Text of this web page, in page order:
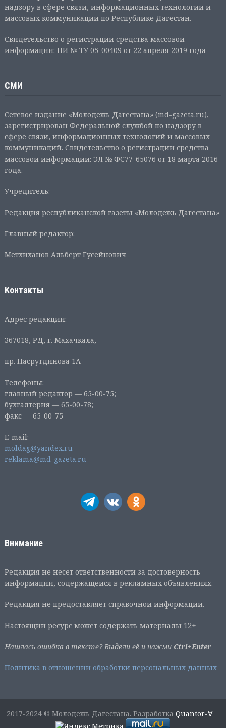
надзору в сфере связи, информационных технологий и
массовых коммуникаций по Республике Дагестан.
Свидетельство о регистрации средства массовой
информации: ПИ № ТУ 05-00409 от 22 апреля 2019 года
СМИ
Сетевое издание «Молодежь Дагестана» (md-gazeta.ru),
зарегистрирован Федеральной службой по надзору в
сфере связи, информационных технологий и массовых
коммуникаций. Свидетельство о регистрации средства
массовой информации: ЭЛ № ФС77-65076 от 18 марта 2016
года.
Учредитель:
Редакция республиканской газеты «Молодежь Дагестана»
Главный редактор:
Метхиханов Альберт Гусейнович
Контакты
Адрес редакции:
367018, РД, г. Махачкала,
пр. Насрутдинова 1А
Телефоны:
главный редактор — 65-00-75;
бухгалтерия — 65-00-78;
факс — 65-00-75
E-mail:
moldag@yandex.ru
reklama@md-gazeta.ru
Внимание
Редакция не несет ответственности за достоверность
информации, содержащейся в рекламных объявлениях.
Редакция не предоставляет справочной информации.
Настоящий ресурс может содержать материалы 12+
Нашлась ошибка в тексте? Выдели её и нажми Ctrl+Enter
Политика в отношении обработки персональных данных
2017-2024 © Молодежь Дагестана. РазработкаQuantor-∀